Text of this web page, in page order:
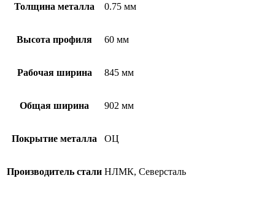
Толщина металла 0.75 мм
Высота профиля 60 мм
Рабочая ширина 845 мм
Общая ширина 902 мм
Покрытие металла ОЦ
Производитель стали НЛМК, Северсталь